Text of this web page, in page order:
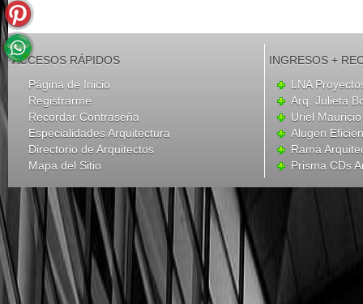
ACCESOS RÁPIDOS
Página de Inicio
Registrarme
Recordar Contraseña
Especialidades Arquitectura
Directorio de Arquitectos
Mapa del Sitio
INGRESOS +
LNA
Arq. Julieta
Uriel
Alugen
Rama
Prisma CDs